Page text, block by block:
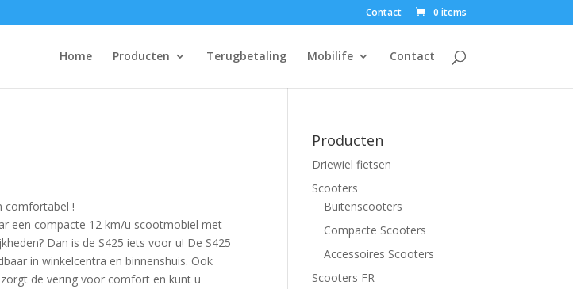
Contact 0 items
Home Producten Terugbetaling Mobilife Contact
comfortabe­l !
een compacte 12 km/u scoot­mobiel met
Dan is de S425 iets voor u! De S425
in winkelcentra en binnenshuis. Ook
de vering voor comfort en kunt u
Producten
Driewiel fietsen
Scooters
Buitenscooters
Compacte Scooters
Accessoires Scooters
Scooters FR